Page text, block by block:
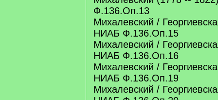
Ф.136.Оп.13
Михалевский /
НИАБ Ф.136.Оп.15
Михалевский /
НИАБ Ф.136.Оп.16
Михалевский /
НИАБ Ф.136.Оп.19
Михалевский /